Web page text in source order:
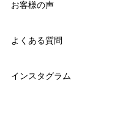
お客様の声
よくある質問
インスタグラム